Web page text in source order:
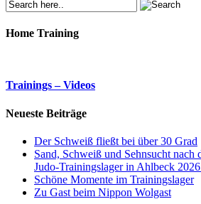
Home Training
Trainings – Videos
Neueste Beiträge
Der Schweiß fließt bei über 30 Grad
Sand, Schweiß und Sehnsucht nach
Judo-Trainingslager in Ahlbeck
Schöne Momente im Trainingslager
Zu Gast beim Nippon Wolgast